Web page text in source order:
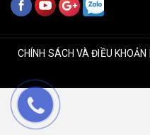
CHÍNH SÁCH VÀ ĐIỀU KHOẢN